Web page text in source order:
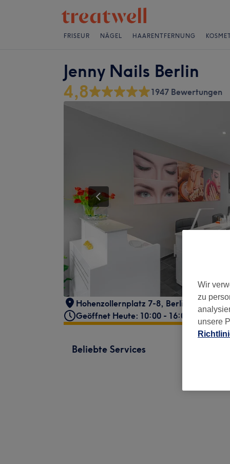
FRISEUR NÄGEL HAARENTFERNUNG
Jenny Nails Berlin
4,8 1947 Bewertungen
Hohenzollernplatz 7-8, Berlin
14129
Geöffnet Heute: 10:00 - 16:00
Beliebte Services
Wir
zu
unsere